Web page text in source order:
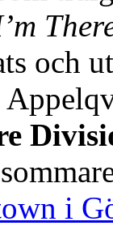
och
i